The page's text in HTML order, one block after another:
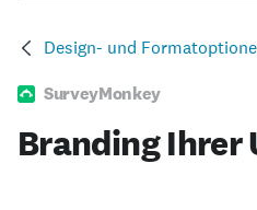
Design- und
SurveyMonkey
Branding Ihrer